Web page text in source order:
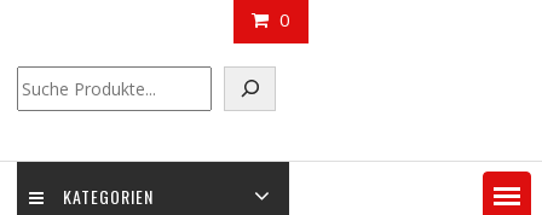
0
KATEGORIEN